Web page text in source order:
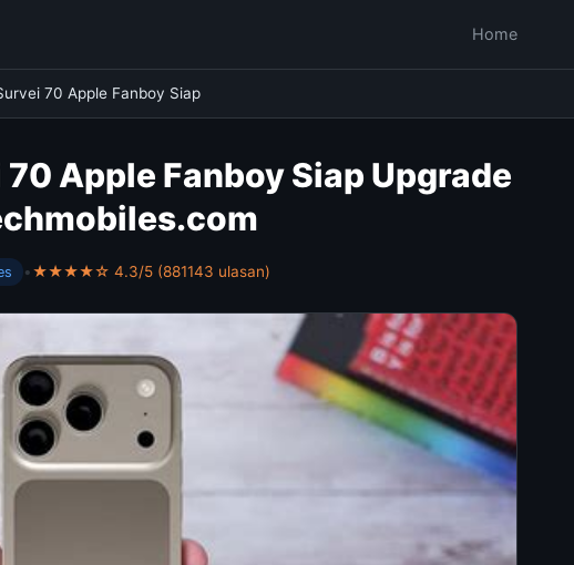
Home
70 Apple Fanboy Siap
Apple Fanboy Siap Upgrade
•★★★★☆ 4.3/5 (881143 ulasan)